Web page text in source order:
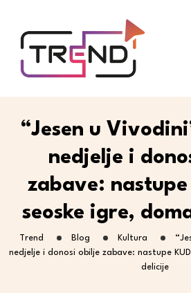
“Jesen u
nedjelje i
zabave: nastupe
seoske igre,
Trend Blog Kultura
nedjelje i donosi obilje zabave: nastupe
delicije